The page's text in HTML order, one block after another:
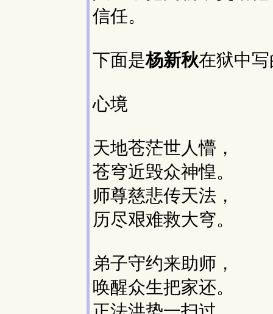
信任。
下面是杨新秋在狱中
心境
天地苍茫世人懵，
苍穹近毁众神惶。
师尊慈悲传天法，
历尽艰难救大穹。
弟子守约来助师，
唤醒众生把家还。